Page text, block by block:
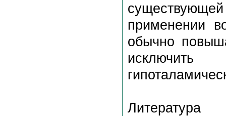
применении
обычно
исключить
Литература